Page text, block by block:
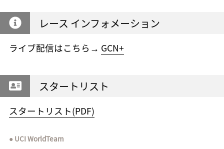
レース インフォメーション
ライブ配信はこちら→ GCN+
スタートリスト
スタートリスト(PDF)
UCI WorldTeam